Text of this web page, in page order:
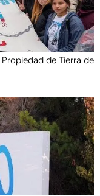
de Tierra de